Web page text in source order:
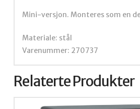
Mini-versjon. Monteres som en
Materiale: stål
Varenummer: 270737
Relaterte Produkter